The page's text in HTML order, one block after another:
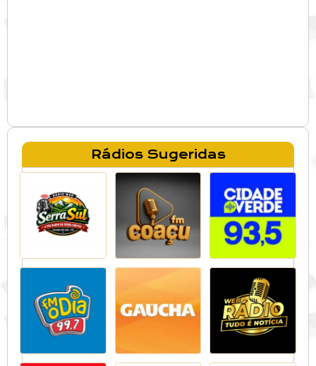
Rádios Sugeridas